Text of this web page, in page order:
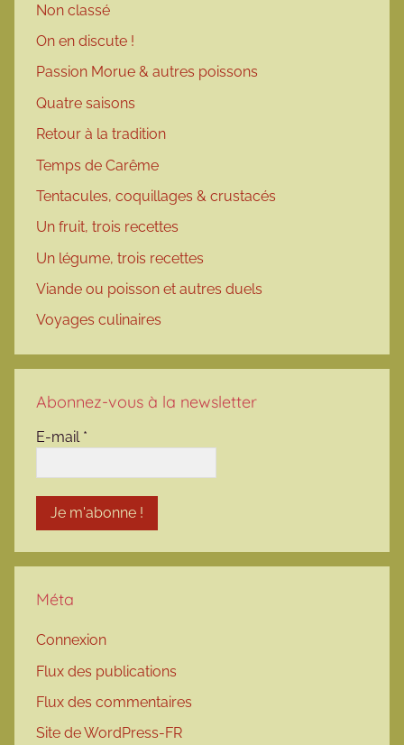
Non classé
On en discute !
Passion Morue & autres poissons
Quatre saisons
Retour à la tradition
Temps de Carême
Tentacules, coquillages & crustacés
Un fruit, trois recettes
Un légume, trois recettes
Viande ou poisson et autres duels
Voyages culinaires
Abonnez-vous à la newsletter
E-mail *
Méta
Connexion
Flux des publications
Flux des commentaires
Site de WordPress-FR